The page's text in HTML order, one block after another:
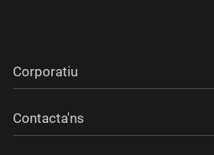
Corporatiu
Contacta'ns